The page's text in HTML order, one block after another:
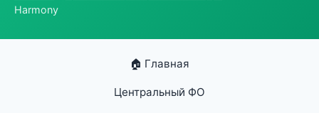
Harmony
🏠 Главная
Центральный ФО